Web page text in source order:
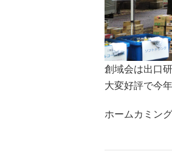
創域会は出口
大変好評で今
ホームカミン